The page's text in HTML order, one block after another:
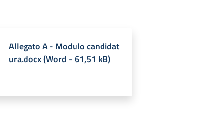
Allegato A - Modulo candidat
ura.docx(Word - 61,51 kB)